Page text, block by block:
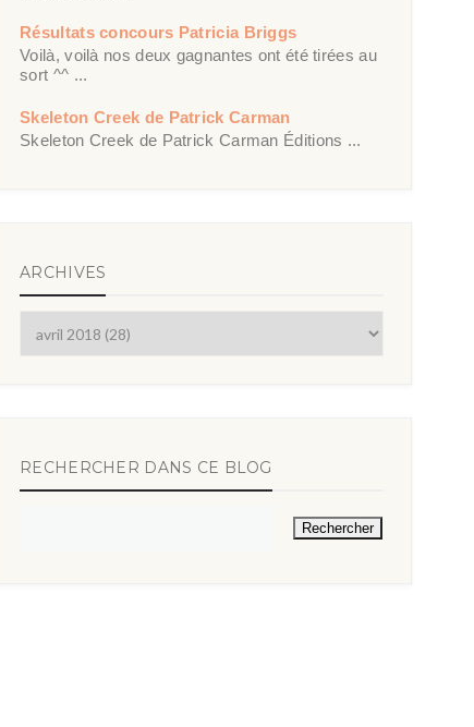
Résultats concours Patricia Briggs
Voilà, voilà nos deux gagnantes ont été tirées au
sort ^^ ...
Skeleton Creek de Patrick Carman
Skeleton Creek de Patrick Carman Éditions ...
ARCHIVES
RECHERCHER DANS CE BLOG